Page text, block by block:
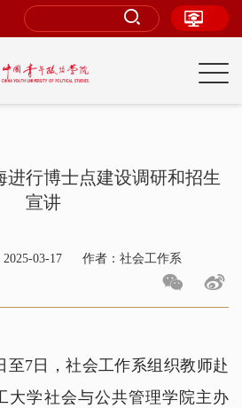
进行博士点建设调研和招生
宣讲
2025-03-17
作者：社会工作系
至7日，社会工作系组织教师赴
大学社会与公共管理学院主办